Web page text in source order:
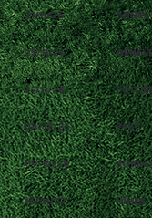
21/11/26
25/11/26
27/11/26
04/12/26 PACÉ
09/12/26
16/01/27 NÎMES